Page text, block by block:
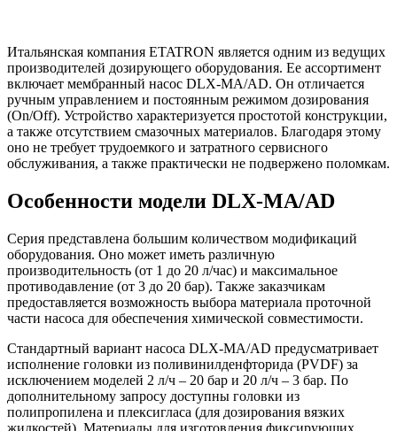
Итальянская компания ETATRON является одним из ведущих
производителей дозирующего оборудования. Ее ассортимент
включает мембранный насос DLX-MA/AD. Он отличается
ручным управлением и постоянным режимом дозирования
(On/Off). Устройство характеризуется простотой конструкции,
а также отсутствием смазочных материалов. Благодаря этому
оно не требует трудоемкого и затратного сервисного
обслуживания, а также практически не подвержено поломкам.
Особенности модели DLX-MA/AD
Серия представлена большим количеством модификаций
оборудования. Оно может иметь различную
производительность (от 1 до 20 л/час) и максимальное
противодавление (от 3 до 20 бар). Также заказчикам
предоставляется возможность выбора материала проточной
части насоса для обеспечения химической совместимости.
Стандартный вариант насоса DLX-MA/AD предусматривает
исполнение головки из поливинилденфторида (PVDF) за
исключением моделей 2 л/ч – 20 бар и 20 л/ч – 3 бар. По
дополнительному запросу доступны головки из
полипропилена и плексигласа (для дозирования вязких
жидкостей). Материалы для изготовления фиксирующих